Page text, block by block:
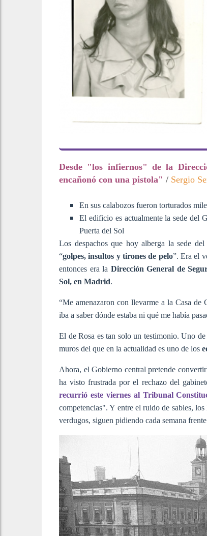
Desde "los infiernos" de la
encañonó con una pistola" / Sergio
En sus calabozos fueron torturados
El edificio es actualmente la sede del
Puerta del Sol
Los despachos que hoy alberga la sede
“golpes, insultos y tirones de pelo”. Era el
entonces era la Dirección General de
Sol, en Madrid.
“Me amenazaron con llevarme a la Casa
iba a saber dónde estaba ni qué me había
El de Rosa es tan solo un testimonio. Uno
muros del que en la actualidad es uno de los
Ahora, el Gobierno central pretende
ha visto frustrada por el rechazo del
recurrió este viernes al Tribunal
competencias". Y entre el ruido de sables,
verdugos, siguen pidiendo cada semana